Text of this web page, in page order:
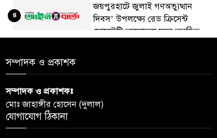
জয়পুরহাটে জুলাই গণঅভ্যুত্থান
দিবস’ উপলক্ষ্যে রেড ক্রিসেন্ট
সোসাইটি আলোচনা সভা অনুষ্ঠিত
৪
দিবস-২০২৬’।
৫
৬
সম্পাদক ও প্রকাশক
সম্পাদক ও প্রকাশকঃ
মোঃ জাহাঙ্গীর হোসেন (দুলাল)
যোগাযোগ ঠিকানা